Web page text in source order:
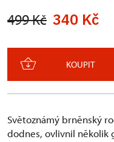
499 Kč 340 Kč
KOUPIT
Světoznámý brněnský
dodnes, ovlivnil několik